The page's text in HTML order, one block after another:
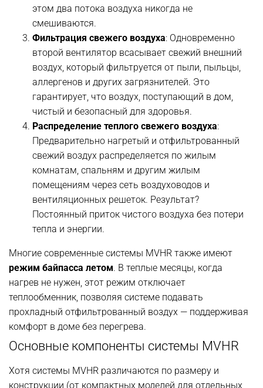
этом два потока воздуха никогда не
смешиваются.
Фильтрация свежего воздуха: Одновременно
второй вентилятор всасывает свежий внешний
воздух, который фильтруется от пыли, пыльцы,
аллергенов и других загрязнителей. Это
гарантирует, что воздух, поступающий в дом,
чистый и безопасный для здоровья.
Распределение теплого свежего воздуха:
Предварительно нагретый и отфильтрованный
свежий воздух распределяется по жилым
комнатам, спальням и другим жилым
помещениям через сеть воздуховодов и
вентиляционных решеток. Результат?
Постоянный приток чистого воздуха без потери
тепла и энергии.
Многие современные системы MVHR также имеют
режим байпасса летом. В теплые месяцы, когда
нагрев не нужен, этот режим отключает
теплообменник, позволяя системе подавать
прохладный отфильтрованный воздух — поддерживая
комфорт в доме без перегрева.
Основные компоненты системы MVHR
Хотя системы MVHR различаются по размеру и
конструкции (от компактных моделей для отдельных